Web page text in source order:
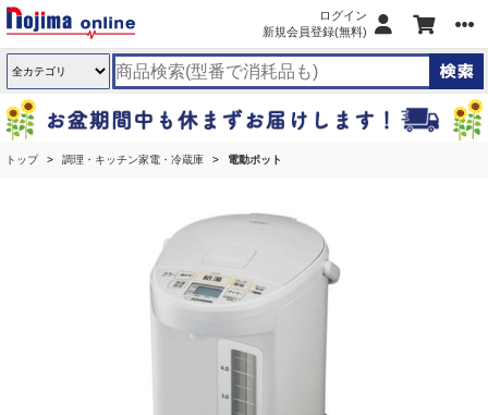
ログイン
新規会員登録(無料)
トップ 調理・キッチン家電・冷蔵庫 電動ポット